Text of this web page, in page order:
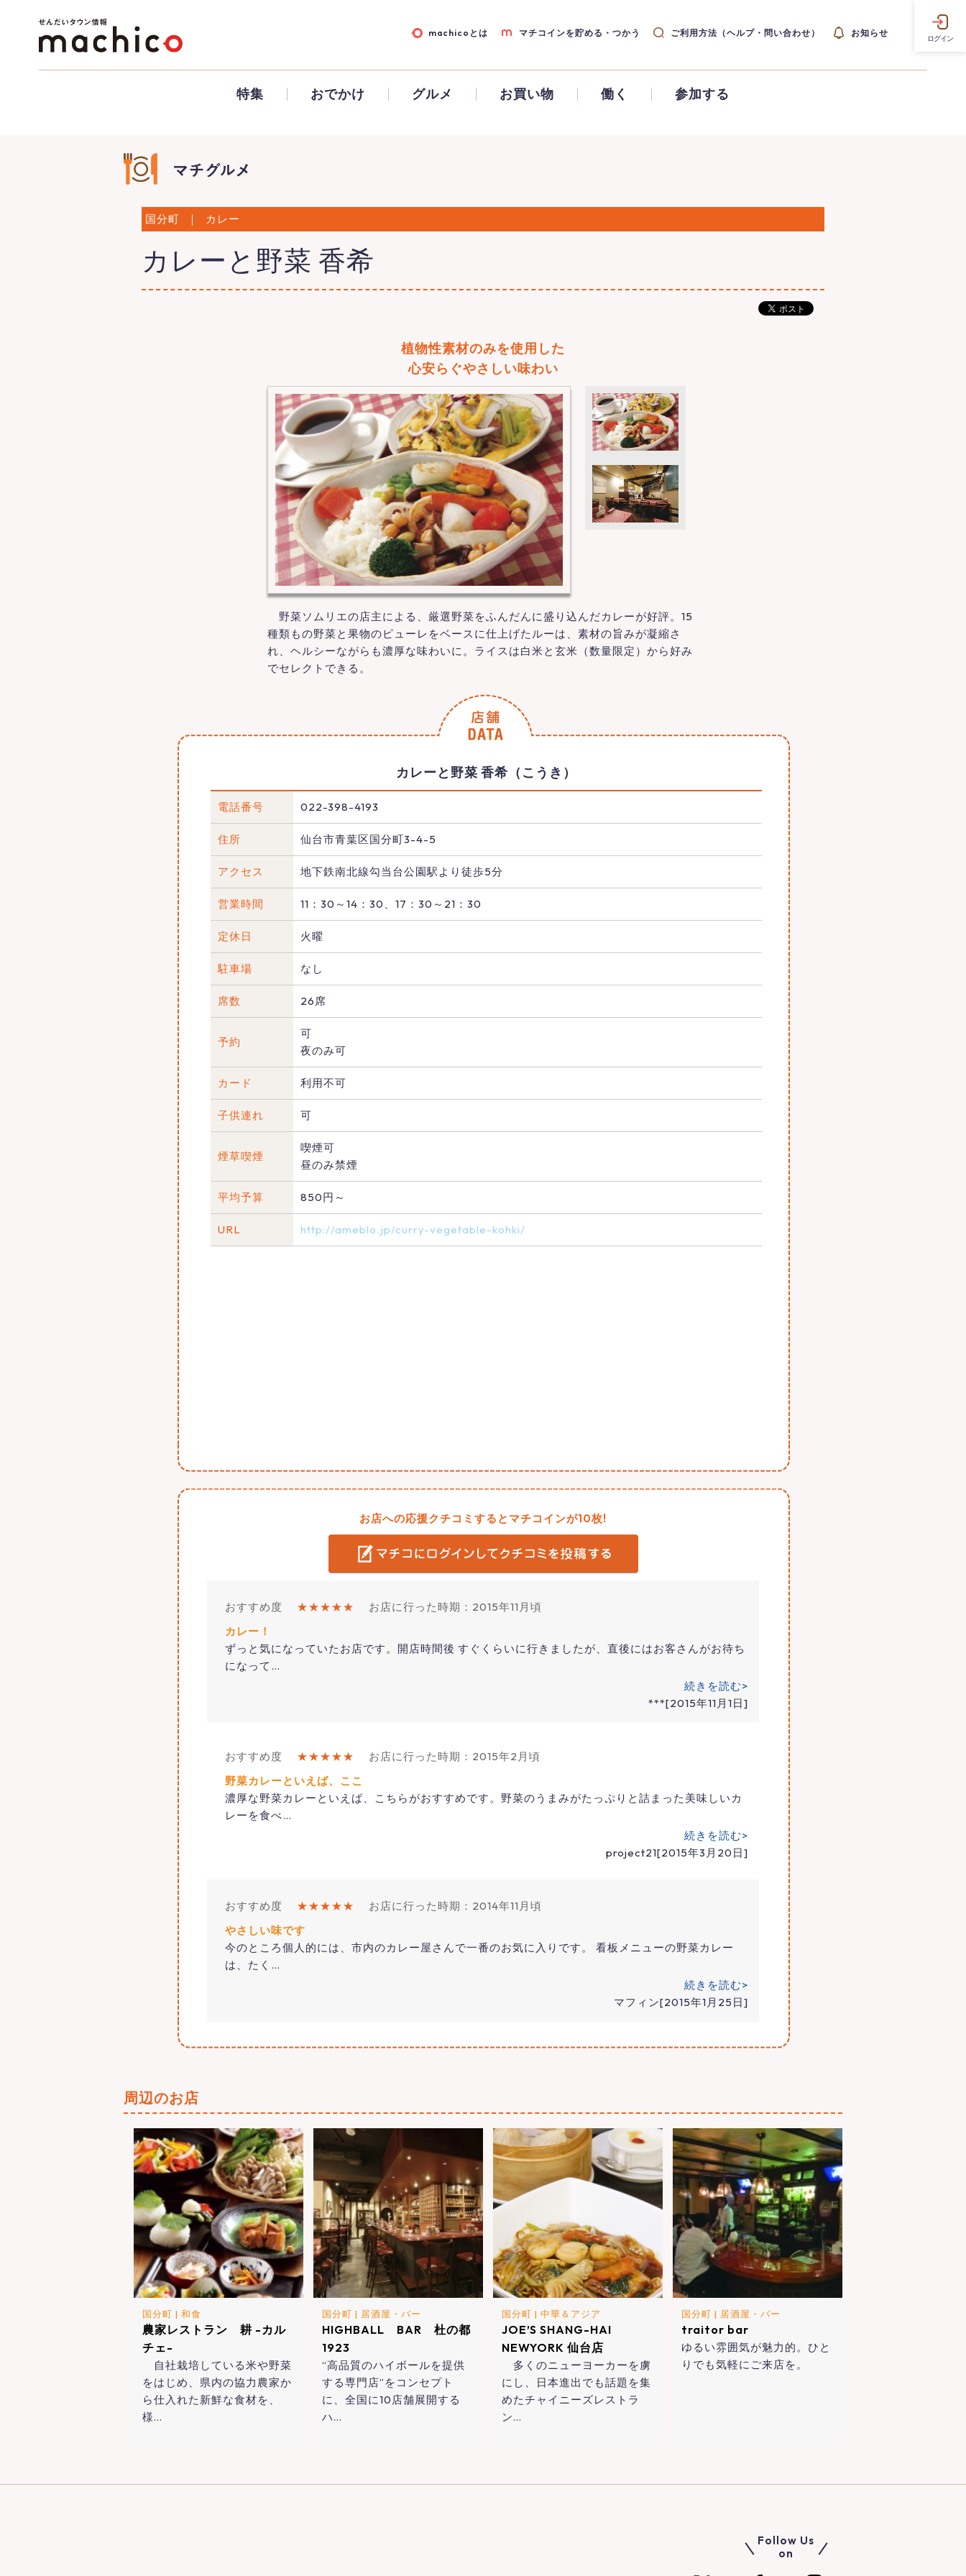
machicoとは マチコインを貯める・つかう ご利用方法（ヘルプ・問い合わせ） お知らせ
ログイン
特集 おでかけ グルメ お買い物 働く 参加する
国分町 ｜ カレー
カレーと野菜 香希
植物性素材のみを使用した
心安らぐやさしい味わい
野菜ソムリエの店主による、厳選野菜をふんだんに盛り込んだカレーが好評。15
種類もの野菜と果物のピューレをベースに仕上げたルーは、素材の旨みが凝縮さ
れ、ヘルシーながらも濃厚な味わいに。ライスは白米と玄米（数量限定）から好み
でセレクトできる。
カレーと野菜 香希（こうき）
電話番号 022-398-4193
住所 仙台市青葉区国分町3-4-5
アクセス 地下鉄南北線勾当台公園駅より徒歩5分
営業時間 11：30～14：30、17：30～21：30
定休日 火曜
駐車場 なし
席数 26席
予約
可
夜のみ可
カード 利用不可
子供連れ 可
煙草喫煙
喫煙可
昼のみ禁煙
平均予算 850円～
URL http://ameblo.jp/curry-vegetable-kohki/
お店への応援クチコミするとマチコインが10枚!
おすすめ度 ★★★★★
お店に行った時期：2015年11月頃
カレー！
ずっと気になっていたお店です。開店時間後 すぐくらいに行きましたが、直後にはお客さんがお待ち
になって …
続きを読む>
***[2015年11月1日]
おすすめ度 ★★★★★
お店に行った時期：2015年2月頃
野菜カレーといえば、ここ
濃厚な野菜カレーといえば、こちらがおすすめです。野菜のうまみがたっぷりと詰まった美味しいカ
レーを食べ…
続きを読む>
project21[2015年3月20日]
おすすめ度 ★★★★★
お店に行った時期：2014年11月頃
やさしい味です
今のところ個人的には、市内のカレー屋さんで一番のお気に入りです。 看板メニューの野菜カレー
は、たく …
続きを読む>
マフィン[2015年1月25日]
周辺のお店
国分町 | 和食
農家レストラン 耕 -カル
チェ-
自社栽培している米や野菜
をはじめ、県内の協力農家か
ら仕入れた新鮮な食材を、
様…
国分町 | 居酒屋・バー
HIGHBALL BAR 杜の都
1923
“高品質のハイボールを提供
する専門店”をコンセプト
に、全国に10店舗展開する
ハ…
国分町 | 中華＆アジア
JOE’S SHANG-HAI
NEWYORK 仙台店
多くのニューヨーカーを虜
にし、日本進出でも話題を集
めたチャイニーズレストラ
ン…
国分町 | 居酒屋・バー
traitor bar
ゆるい雰囲気が魅力的。ひと
りでも気軽にご来店を。
Follow Us
on